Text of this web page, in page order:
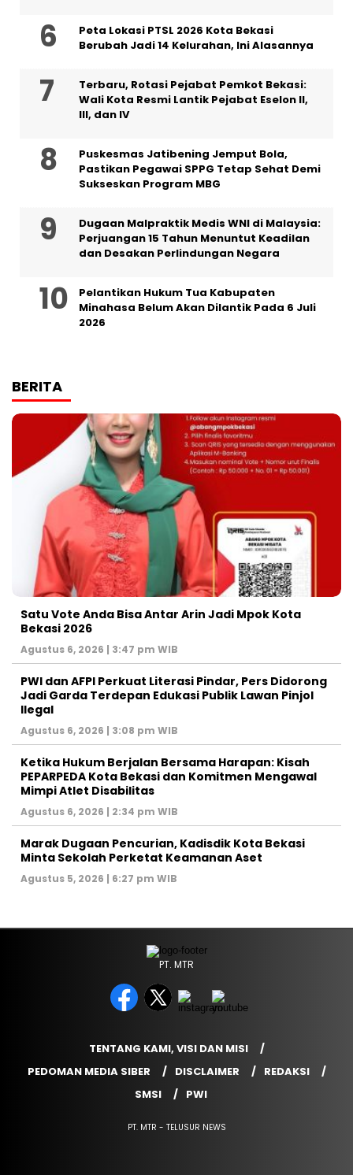
Peta Lokasi PTSL 2026 Kota Bekasi
Berubah Jadi 14 Kelurahan, Ini Alasannya
‎Terbaru, Rotasi Pejabat Pemkot Bekasi:
Wali Kota Resmi Lantik Pejabat Eselon II,
III, dan IV ‎
Puskesmas Jatibening Jemput Bola,
Pastikan Pegawai SPPG Tetap Sehat Demi
Sukseskan Program MBG
‎Dugaan Malpraktik Medis WNI di Malaysia:
Perjuangan 15 Tahun Menuntut Keadilan
dan Desakan Perlindungan Negara
Pelantikan Hukum Tua Kabupaten
Minahasa Belum Akan Dilantik Pada 6 Juli
2026
BERITA
Satu Vote Anda Bisa Antar Arin Jadi Mpok Kota
Bekasi 2026
Agustus 6, 2026 | 3:47 pm WIB
PWI dan AFPI Perkuat Literasi Pindar, Pers Didorong
Jadi Garda Terdepan Edukasi Publik Lawan Pinjol
Ilegal
Agustus 6, 2026 | 3:08 pm WIB
Ketika Hukum Berjalan Bersama Harapan: Kisah
PEPARPEDA Kota Bekasi dan Komitmen Mengawal
Mimpi Atlet Disabilitas
Agustus 6, 2026 | 2:34 pm WIB
‎Marak Dugaan Pencurian, Kadisdik Kota Bekasi
Minta Sekolah Perketat Keamanan Aset
Agustus 5, 2026 | 6:27 pm WIB
PT. MTR
TENTANG KAMI, VISI DAN MISI
PEDOMAN MEDIA SIBER
DISCLAIMER
REDAKSI
SMSI
PWI
PT. MTR - TELUSUR NEWS